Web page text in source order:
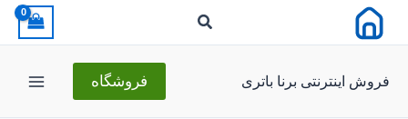
فروش اینترنتی برنا باتری فروشگاه